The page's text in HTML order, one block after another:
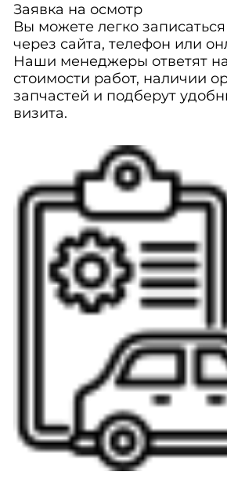
Заявка на осмотр
Вы можете легко
через сайта, телефон или
Наши менеджеры ответят
стоимости работ, наличии
запчастей и подберут
визита.